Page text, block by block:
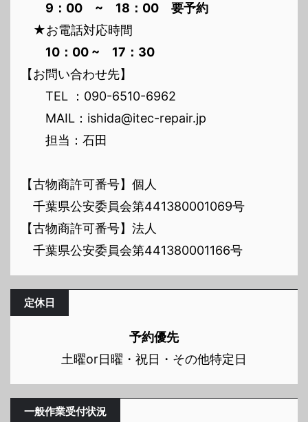
9：00 ~ 18：00 要予約
★お電話対応時間
10：00 ~ 17：30
【お問い合わせ先】
TEL ：090-6510-6962
MAIL：ishida@itec-repair.jp
担当：石田
【古物商許可番号】個人
千葉県公安委員会第441380001069号
【古物商許可番号】法人
千葉県公安委員会第441380001166号
定休日
予約優先
土曜or日曜・祝日・その他特定日
一般作業受付状況